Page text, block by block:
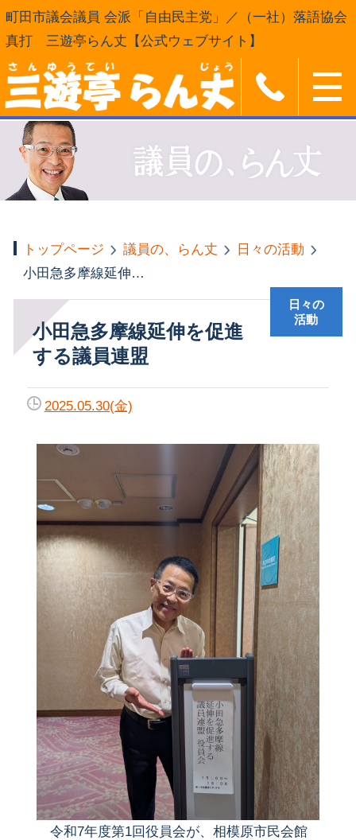
町田市議会議員 会派「自由民主党」／（一社）落語協会
真打 三遊亭らん丈【公式ウェブサイト】
トップページ 議員の、らん丈
日々の活動
小田急多摩線延伸を促進する議員連盟
小田急多摩線延伸を促進
する議員連盟
日々の
活動
2025.05.30(金)
令和7年度第1回役員会が、相模原市民会館